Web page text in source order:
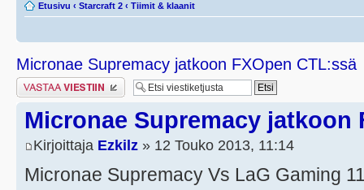
Etusivu ‹ Starcraft 2 ‹ Tiimit & klaanit
Micronae Supremacy jatkoon FXOpen CTL:ssä
Lähetä vastaus
Micronae Supremacy jatkoon
Kirjoittaja Ezkilz » 12 Touko 2013, 11:14
Micronae Supremacy Vs LaG Gaming